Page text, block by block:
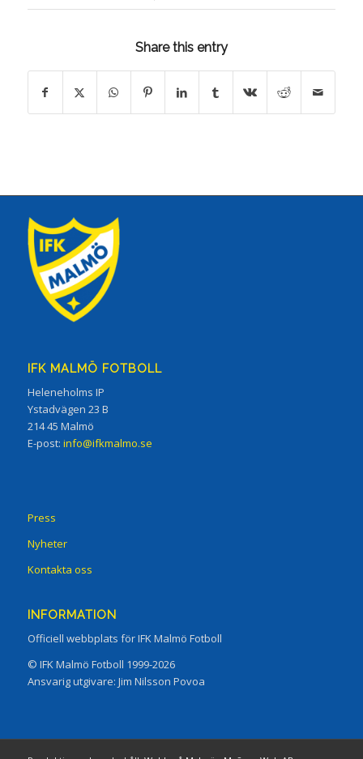
Share this entry
IFK MALMÖ FOTBOLL
Heleneholms IP
Ystadvägen 23 B
214 45 Malmö
E-post: info@ifkmalmo.se
Press
Nyheter
Kontakta oss
INFORMATION
Officiell webbplats för IFK Malmö Fotboll
© IFK Malmö Fotboll 1999-2026
Ansvarig utgivare: Jim Nilsson Povoa